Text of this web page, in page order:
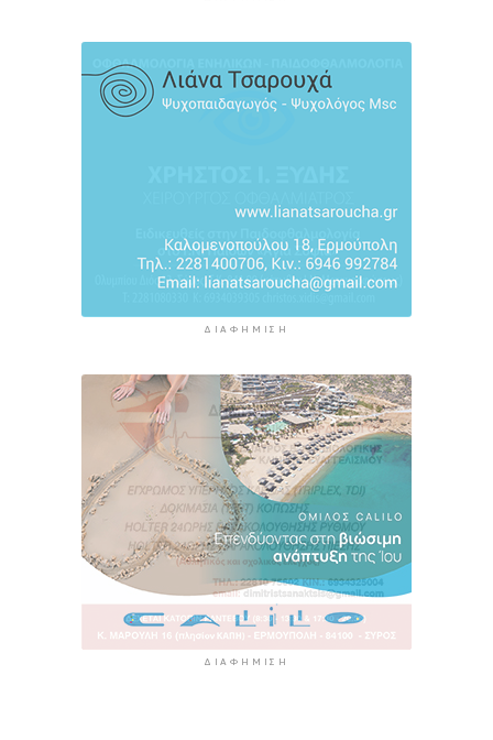
4 ώρες πρίν
ΔΙΑΦΉΜΙΣΗ
ΔΙΑΦΉΜΙΣΗ